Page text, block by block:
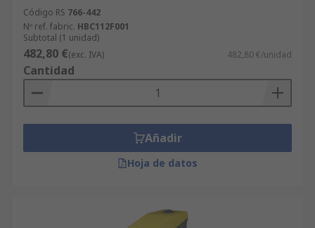
Código RS 766-442
Nº ref. fabric. HBC112F001
Subtotal (1 unidad)
482,80 €(exc. IVA) 482,80 €/unidad
Cantidad
Añadir
Hoja de datos